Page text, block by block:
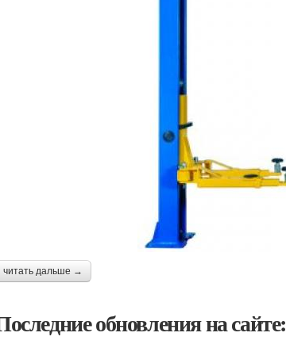
читать дальше →
обновления на сайте: